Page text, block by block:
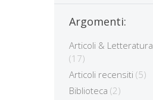
Argomenti:
Articoli & Letteratura
(17)
Articoli recensiti (5)
Biblioteca (2)